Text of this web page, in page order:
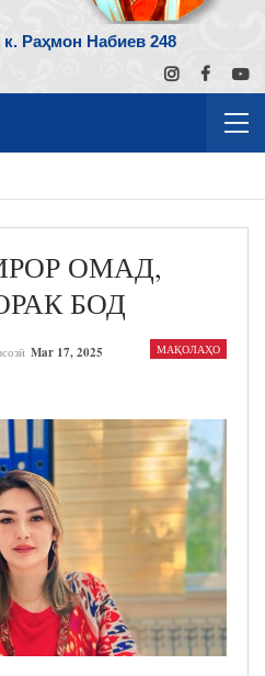
к. Раҳмон Набиев 248
ОМАД,
БОД
МАҚОЛАҲО
Mar 17, 2025